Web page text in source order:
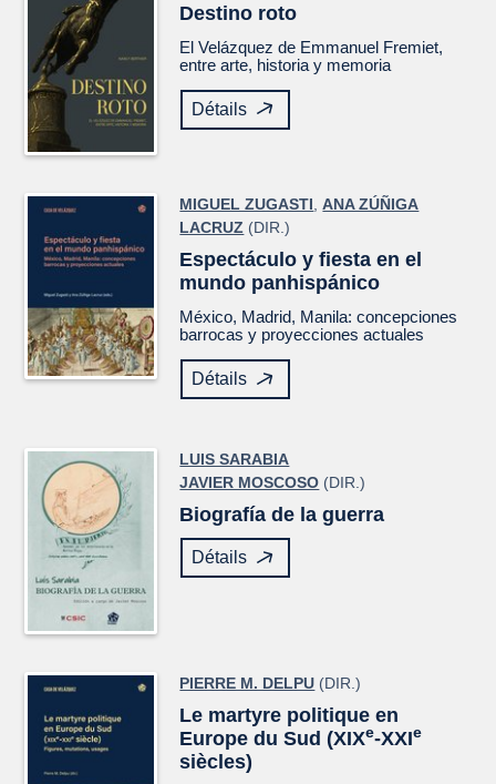
Destino roto
ElVelázquez de Emmanuel Fremiet,
entre arte, historia y memoria
Détails
MIGUEL ZUGASTI,ANA ZÚÑIGA
LACRUZ (DIR.)
Espectáculo y fiesta en el
mundo panhispánico
México, Madrid, Manila: concepciones
barrocas y proyecciones actuales
Détails
LUIS SARABIA
JAVIER MOSCOSO (DIR.)
Biografía de la guerra
Détails
PIERRE M. DELPU (DIR.)
Le martyre politique en
Europe du Sud (XIXe-XXIe
siècles)